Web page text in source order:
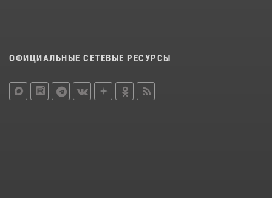
ОФИЦИАЛЬНЫЕ СЕТЕВЫЕ РЕСУРСЫ